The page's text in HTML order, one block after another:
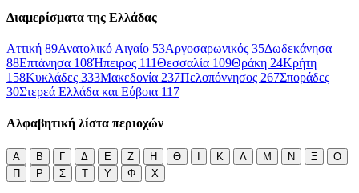
Διαμερίσματα της Ελλάδας
Αττική 89Ανατολικό Αιγαίο 53Αργοσαρωνικός 35Δωδεκάνησα
88Επτάνησα 108Ήπειρος 111Θεσσαλία 109Θράκη 24Κρήτη
158Κυκλάδες 333Μακεδονία 237Πελοπόννησος 267Σποράδες
30Στερεά Ελλάδα και Εύβοια 117
Αλφαβητική λίστα περιοχών
Α Β Γ Δ Ε Ζ Η Θ Ι Κ Λ Μ Ν Ξ
Ο
Π
Ρ Σ Τ Υ Φ Χ